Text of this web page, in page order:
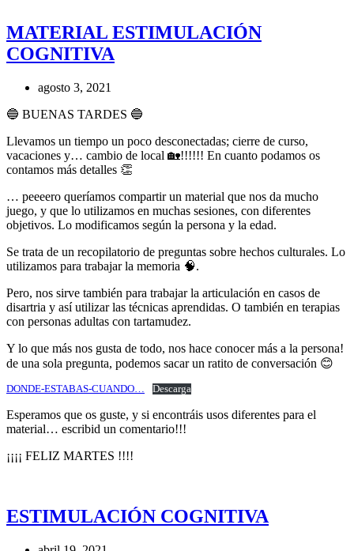
MATERIAL ESTIMULACIÓN
COGNITIVA
agosto 3, 2021
🔵 BUENAS TARDES 🔵
Llevamos un tiempo un poco desconectadas; cierre de curso,
vacaciones y… cambio de local 🏡!!!!!! En cuanto podamos os
contamos más detalles 👏
… peeeero queríamos compartir un material que nos da mucho
juego, y que lo utilizamos en muchas sesiones, con diferentes
objetivos. Lo modificamos según la persona y la edad.
Se trata de un recopilatorio de preguntas sobre hechos culturales. Lo
utilizamos para trabajar la memoria 🧠.
Pero, nos sirve también para trabajar la articulación en casos de
disartria y así utilizar las técnicas aprendidas. O también en terapias
con personas adultas con tartamudez.
Y lo que más nos gusta de todo, nos hace conocer más a la persona!
de una sola pregunta, podemos sacar un ratito de conversación 😊
DONDE-ESTABAS-CUANDO… Descarga
Esperamos que os guste, y si encontráis usos diferentes para el
material… escribid un comentario!!!
¡¡¡¡ FELIZ MARTES !!!!
ESTIMULACIÓN COGNITIVA